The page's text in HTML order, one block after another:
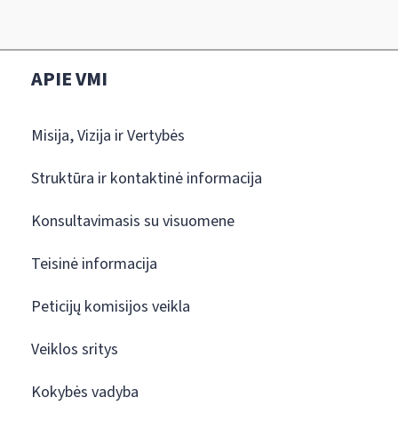
APIE VMI
Misija, Vizija ir Vertybės
Struktūra ir kontaktinė informacija
Konsultavimasis su visuomene
Teisinė informacija
Peticijų komisijos veikla
Veiklos sritys
Kokybės vadyba